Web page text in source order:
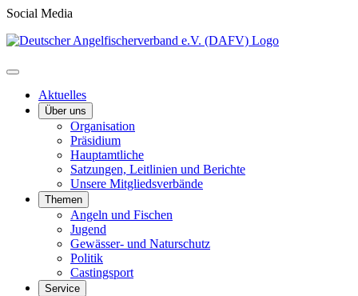
Social Media
Aktuelles
Über uns
Organisation
Präsidium
Hauptamtliche
Satzungen, Leitlinien und Berichte
Unsere Mitgliedsverbände
Themen
Angeln und Fischen
Jugend
Gewässer- und Naturschutz
Politik
Castingsport
Service